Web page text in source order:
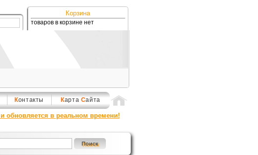
Корзина
товаров в корзине нет
Контакты Карта Сайта
обновляется в реальном времени!